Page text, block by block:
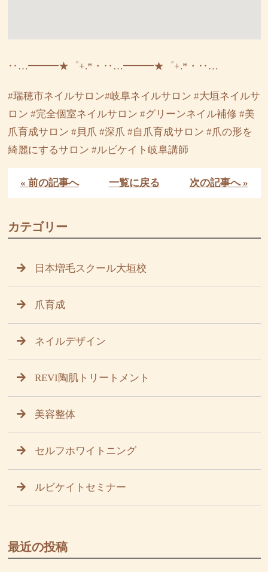
‥…━━━★゜+.*・‥…━━━★゜+.*・‥…
#瑞穂市ネイルサロン#岐阜ネイルサロン #大垣ネイルサ
ロン #完全個室ネイルサロン #グリーンネイル補修 #美
爪育成サロン #貝爪 #深爪 #自爪育成サロン #爪の形を
綺麗にするサロン #ルビケイト岐阜講師
« 前の記事へ 一覧に戻る 次の記事へ »
カテゴリー
日本増毛スクール大垣校
爪育成
ネイルデザイン
REVI陶肌トリートメント
美容整体
セルフホワイトニング
ルビケイトセミナー
最近の投稿